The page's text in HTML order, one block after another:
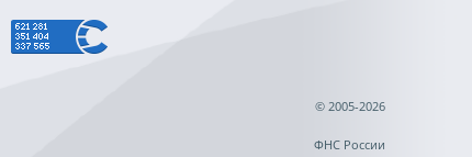
© 2005-2026
ФНС России